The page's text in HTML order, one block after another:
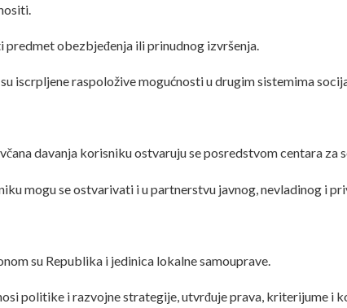
obezbjeđenja ili prinudnog izvršenja.
iscrpljene raspoložive mogućnosti u drugim sistemima
davanja korisniku ostvaruju se posredstvom centara za
mogu se ostvarivati i u partnerstvu javnog, nevladinog i
su Republika i jedinica lokalne samouprave.
politike i razvojne strategije, utvrđuje prava, kriterijume i